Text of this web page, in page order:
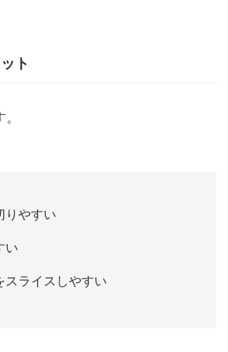
ト
りやすい
い
スライスしやすい